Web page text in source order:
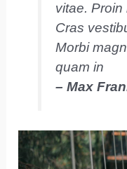
vitae.
Cras
Morbi
quam in
– Max